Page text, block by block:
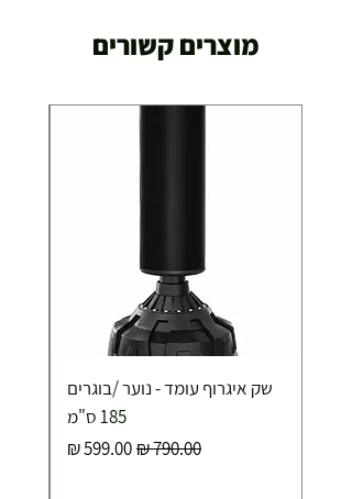
מוצרים קשורים
שק איגרוף עומד - נוער /בוגרים
185 ס"מ
מחיר רגילמחיר מבצע